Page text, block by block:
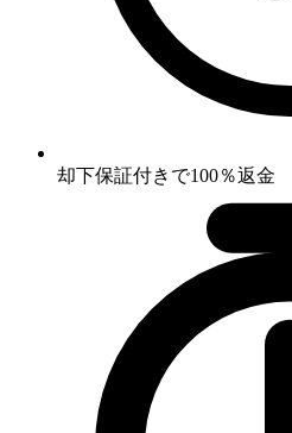
却下保証付きで100％返金